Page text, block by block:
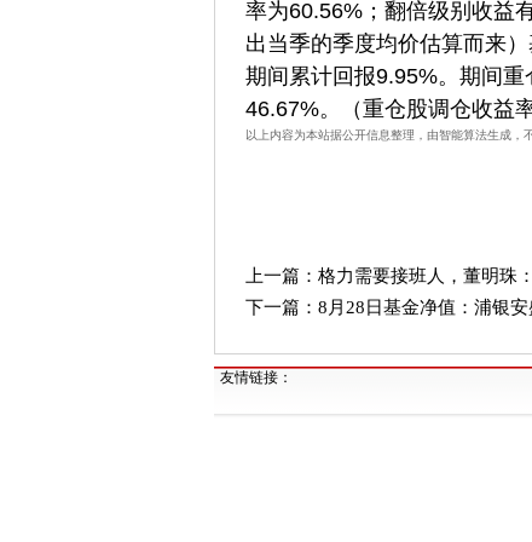
率为60.56%；翻倍级别收益
出当季的季度均价估算而来
期间累计回报9.95%。期间
46.67%。（重仓股调仓收益
以上内容为本站据公开信息整理，由智能算法生成，
上一篇： 格力需要接班人，董明珠
下一篇： 8月28日基金净值：浦银
友情链接：